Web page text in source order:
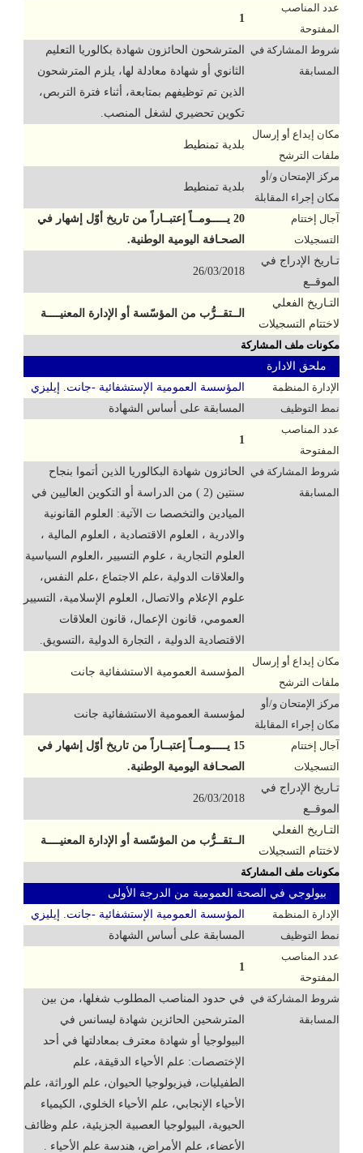
عدد المناصب
المفتوحة
1
شروط المشاركة في
المسابقة
المترشحون الحائزون شهادة بكالوريا التعليم
الثانوي أو شهادة معادلة لها، يلزم المترشحون
الذين تم توظيفهم بمتابعة، أثناء فترة التربص،
تكوين تحضيري لشغل المنصب.
مكان إيداع أو إرسال
ملفات الترشح
بلدية تمنطيط
مركز الإمتحان و/أو
مكان إجراء المقابلة
بلدية تمنطيط
آجال إختتام
التسجيلات
20 يـــــومــاً إعتبــاراً من تاريخ أوّل إشهار في
الصحـافة اليومية الوطنية.
تـاريخ الإدراج في
الموقــع
26/03/2018
التـاريخ الفعلي
لاختتام التسجيلات
الــتقــرُّب من المؤسّسة أو الإدارة المعنيــــة
مكونات ملف المشاركة
ملحق الادارة
الإدارة المنظمة
المؤسسة العمومية الإستشفائية -جانت. إيليزي
نمط التوظيف
المسابقة على أساس الشهادة
عدد المناصب
المفتوحة
1
شروط المشاركة في
المسابقة
الحائزون شهادة البكالوريا الذين أتموا بنجاح
سنتين (2 ) من الدراسة أو التكوين العاليين في
الميادين والتخصصا ت الآتية: العلوم القانونية
والادرية ، العلوم الاقتصادية ، العلوم المالية ،
العلوم التجارية ، علوم التسيير ،العلوم السياسية
والعلاقات الدولية ،علم الاجتماع ،علم النفس،
علوم الإعلام والاتصال، العلوم الإسلامية، التسيير
العمومي، قانون الإعمال، قانون العلاقات
الاقتصادية الدولية ، التجارة الدولية ،التسويق.
مكان إيداع أو إرسال
ملفات الترشح
المؤسسة العمومية الاستشفائية جانت
مركز الإمتحان و/أو
مكان إجراء المقابلة
لمؤسسة العمومية الاستشفائية جانت
آجال إختتام
التسجيلات
15 يـــــومــاً إعتبــاراً من تاريخ أوّل إشهار في
الصحـافة اليومية الوطنية.
تـاريخ الإدراج في
الموقــع
26/03/2018
التـاريخ الفعلي
لاختتام التسجيلات
الــتقــرُّب من المؤسّسة أو الإدارة المعنيــــة
مكونات ملف المشاركة
بيولوجي في الصحة العمومية من الدرجة الأولى
الإدارة المنظمة
المؤسسة العمومية الإستشفائية -جانت. إيليزي
نمط التوظيف
المسابقة على أساس الشهادة
عدد المناصب
المفتوحة
1
شروط المشاركة في
المسابقة
في حدود المناصب المطلوب شغلها، من بين
المترشحين الحائزين شهادة ليسانس في
البيولوجيا أو شهادة معترف بمعادلتها في أحد
الإختصصات: علم الأحياء الدقيقة، علم
الطفيليات، فيزيولوجيا الحيوان، علم الوراثة، علم
الأحياء الإنجابي، علم الأحياء الخلوي، الكيمياء
الحيوية، البيولوجيا العصبية الجزيئية، علم وظائف
الأعضاء، علم الأمراض، هندسة علم الأحياء .